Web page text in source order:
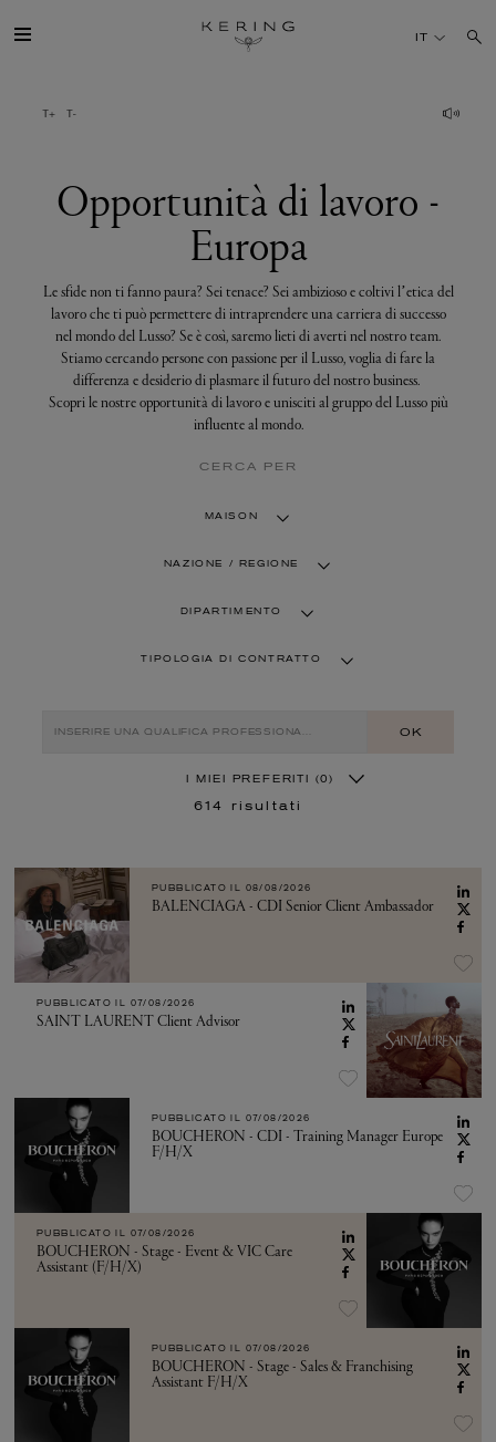
lavoro
SOSTENIBILITÀ
FINANCE
MEDIA
IT
Opportunità di lavoro -
Europa
Le sfide non ti fanno paura? Sei tenace? Sei ambizioso e coltivi l’etica del
lavoro che ti può permettere di intraprendere una carriera di successo
nel mondo del Lusso? Se è così, saremo lieti di averti nel nostro team.
Stiamo cercando persone con passione per il Lusso, voglia di fare la
differenza e desiderio di plasmare il futuro del nostro business.
Scopri le nostre opportunità di lavoro e unisciti al gruppo del Lusso più
influente al mondo.
CERCA PER
MAISON
NAZIONE / REGIONE
DIPARTIMENTO
TIPOLOGIA DI CONTRATTO
OK
I MIEI PREFERITI (0)
614 risultati
PUBBLICATO IL 08/08/2026
BALENCIAGA - CDI Senior Client Ambassador
PUBBLICATO IL 07/08/2026
SAINT LAURENT Client Advisor
PUBBLICATO IL 07/08/2026
BOUCHERON - CDI - Training Manager Europe
F/H/X
PUBBLICATO IL 07/08/2026
BOUCHERON - Stage - Event & VIC Care
Assistant (F/H/X)
PUBBLICATO IL 07/08/2026
BOUCHERON - Stage - Sales & Franchising
Assistant F/H/X